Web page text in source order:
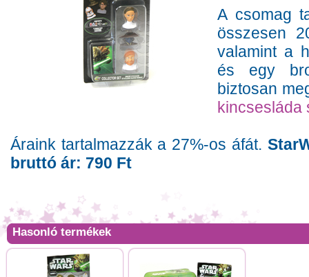
A csomag
összesen
valamint a
és egy
biztosan
kincsesláda
Áraink tartalmazzák a 27%-os áfát.
bruttó ár: 790 Ft
Hasonló termékek